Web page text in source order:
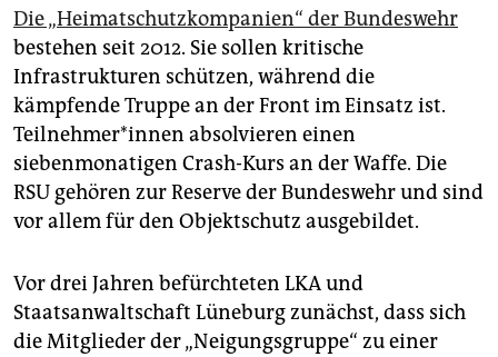
Die „Heimatschutzkompanien“ der Bundeswehr
bestehen seit 2012. Sie sollen kritische
Infrastrukturen schützen, während die
kämpfende Truppe an der Front im Einsatz ist.
Teil­neh­me­r*in­nen absolvieren einen
siebenmonatigen Crash-Kurs an der Waffe. Die
RSU gehören zur Reserve der Bundeswehr und sind
vor allem für den Objektschutz ausgebildet.
Vor drei Jahren befürchteten LKA und
Staatsanwaltschaft Lüneburg zunächst, dass sich
die Mitglieder der „Neigungsgruppe“ zu einer